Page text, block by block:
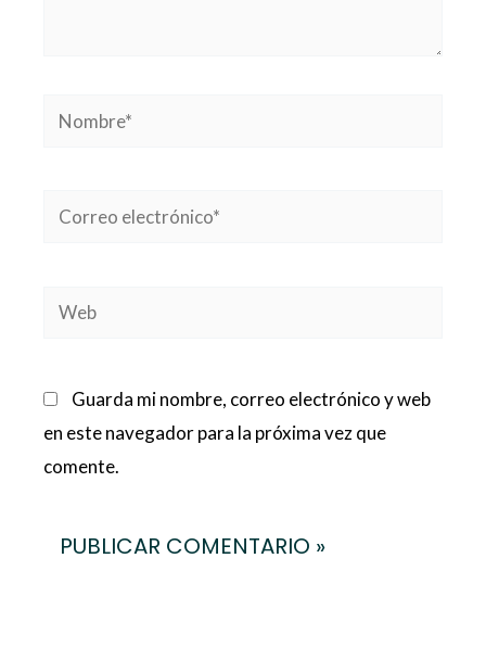
Nombre*
Correo
Web
Guarda mi nombre, correo electrónico y web
en este navegador para la próxima vez que
comente.